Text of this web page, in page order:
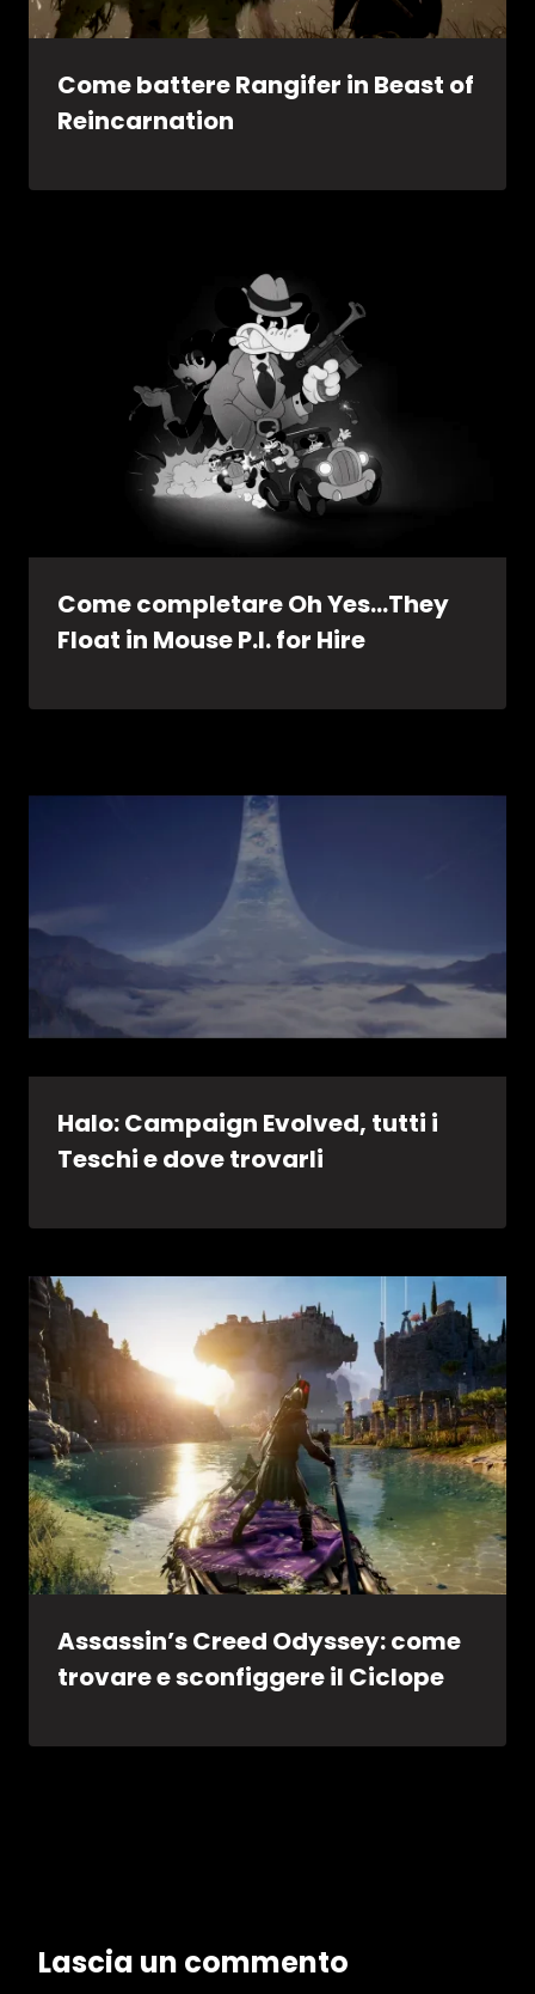
Come battere Rangifer in Beast of
Reincarnation
Come completare Oh Yes…They
Float in Mouse P.I. for Hire
Halo: Campaign Evolved, tutti i
Teschi e dove trovarli
Assassin’s Creed Odyssey: come
trovare e sconfiggere il Ciclope
Lascia un commento